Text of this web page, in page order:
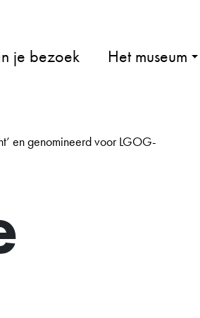
je bezoek Het museum
en genomineerd voor LGOG-